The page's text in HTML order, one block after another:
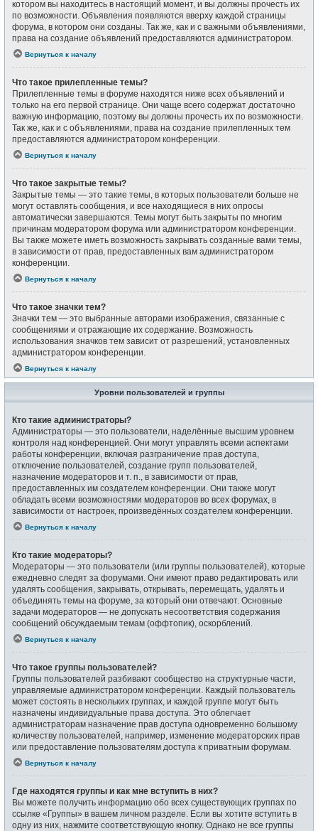
котором вы находитесь в настоящий момент, и вы должны прочесть их
по возможности. Объявления появляются вверху каждой страницы
форума, в котором они созданы. Так же, как и с важными объявлениями,
права на создание объявлений предоставляются администратором.
Вернуться к началу
Что такое прилепленные темы?
Прилепленные темы в форуме находятся ниже всех объявлений и
только на его первой странице. Они чаще всего содержат достаточно
важную информацию, поэтому вы должны прочесть их по возможности.
Так же, как и с объявлениями, права на создание прилепленных тем
предоставляются администратором конференции.
Вернуться к началу
Что такое закрытые темы?
Закрытые темы — это такие темы, в которых пользователи больше не
могут оставлять сообщения, и все находящиеся в них опросы
автоматически завершаются. Темы могут быть закрыты по многим
причинам модератором форума или администратором конференции.
Вы также можете иметь возможность закрывать созданные вами темы,
в зависимости от прав, предоставленных вам администратором
конференции.
Вернуться к началу
Что такое значки тем?
Значки тем — это выбранные авторами изображения, связанные с
сообщениями и отражающие их содержание. Возможность
использования значков тем зависит от разрешений, установленных
администратором конференции.
Вернуться к началу
Уровни пользователей и группы
Кто такие администраторы?
Администраторы — это пользователи, наделённые высшим уровнем
контроля над конференцией. Они могут управлять всеми аспектами
работы конференции, включая разграничение прав доступа,
отключение пользователей, создание групп пользователей,
назначение модераторов и т. п., в зависимости от прав,
предоставленных им создателем конференции. Они также могут
обладать всеми возможностями модераторов во всех форумах, в
зависимости от настроек, произведённых создателем конференции.
Вернуться к началу
Кто такие модераторы?
Модераторы — это пользователи (или группы пользователей), которые
ежедневно следят за форумами. Они имеют право редактировать или
удалять сообщения, закрывать, открывать, перемещать, удалять и
объединять темы на форуме, за который они отвечают. Основные
задачи модераторов — не допускать несоответствия содержания
сообщений обсуждаемым темам (оффтопик), оскорблений.
Вернуться к началу
Что такое группы пользователей?
Группы пользователей разбивают сообщество на структурные части,
управляемые администратором конференции. Каждый пользователь
может состоять в нескольких группах, и каждой группе могут быть
назначены индивидуальные права доступа. Это облегчает
администраторам назначение прав доступа одновременно большому
количеству пользователей, например, изменение модераторских прав
или предоставление пользователям доступа к приватным форумам.
Вернуться к началу
Где находятся группы и как мне вступить в них?
Вы можете получить информацию обо всех существующих группах по
ссылке «Группы» в вашем личном разделе. Если вы хотите вступить в
одну из них, нажмите соответствующую кнопку. Однако не все группы